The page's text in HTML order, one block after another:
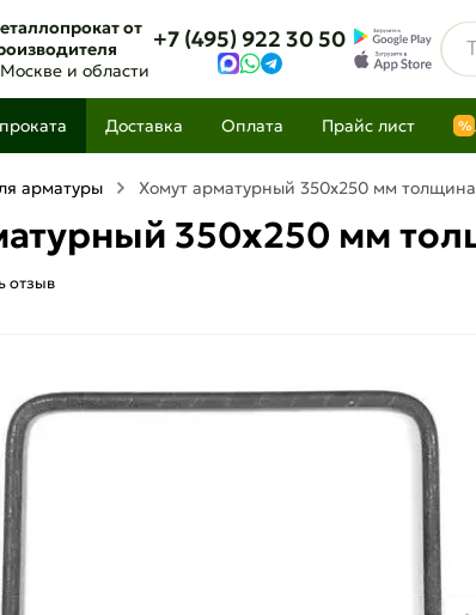
от
и области
+7 (495) 922 30 50
Доставка Оплата Прайс лист %
арматуры Хомут арматурный 350х250 мм
350х250 мм
отзыв